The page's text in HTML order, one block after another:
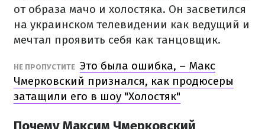
от образа мачо и холостяка. Он засветился
на украинском телевидении как ведущий и
мечтал проявить себя как танцовщик.
НЕ ПРОПУСТИТЕ Это была ошибка, – Макс
Чмерковский признался, как продюсеры
затащили его в шоу "Холостяк"